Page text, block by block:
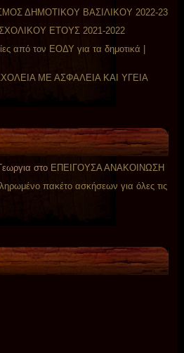
ΔΗΜΟΤΙΚΟΥ ΒΑΣΙΛΙΚΟΥ 2022-23
ΕΤΟΥΣ 2021-2022
από τον ΕΟΔΥ για τα δημοτικά |
ΜΕ ΑΣΦΑΛΕΙΑ ΚΑΙ ΥΓΕΙΑ
στο ΕΠΕΙΓΟΥΣΑ ΑΝΑΚΟΙΝΩΣΗ
πακέτο ασκήσεων για όλες τις